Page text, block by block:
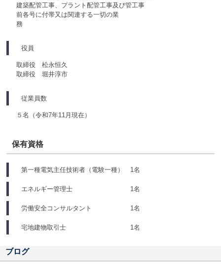
建築配管工事、プラント配管工事及び管工事
前各号に付帯又は関連する一切の業
務
役員
取締役 松永恒久
取締役 堀井淳市
従業員数
５名（令和7年11月現在）
保有資格
第一種電気主任技術者（電験一種） 1名
エネルギー管理士 1名
労働安全コンサルタント 1名
宅地建物取引士 1名
ブログ